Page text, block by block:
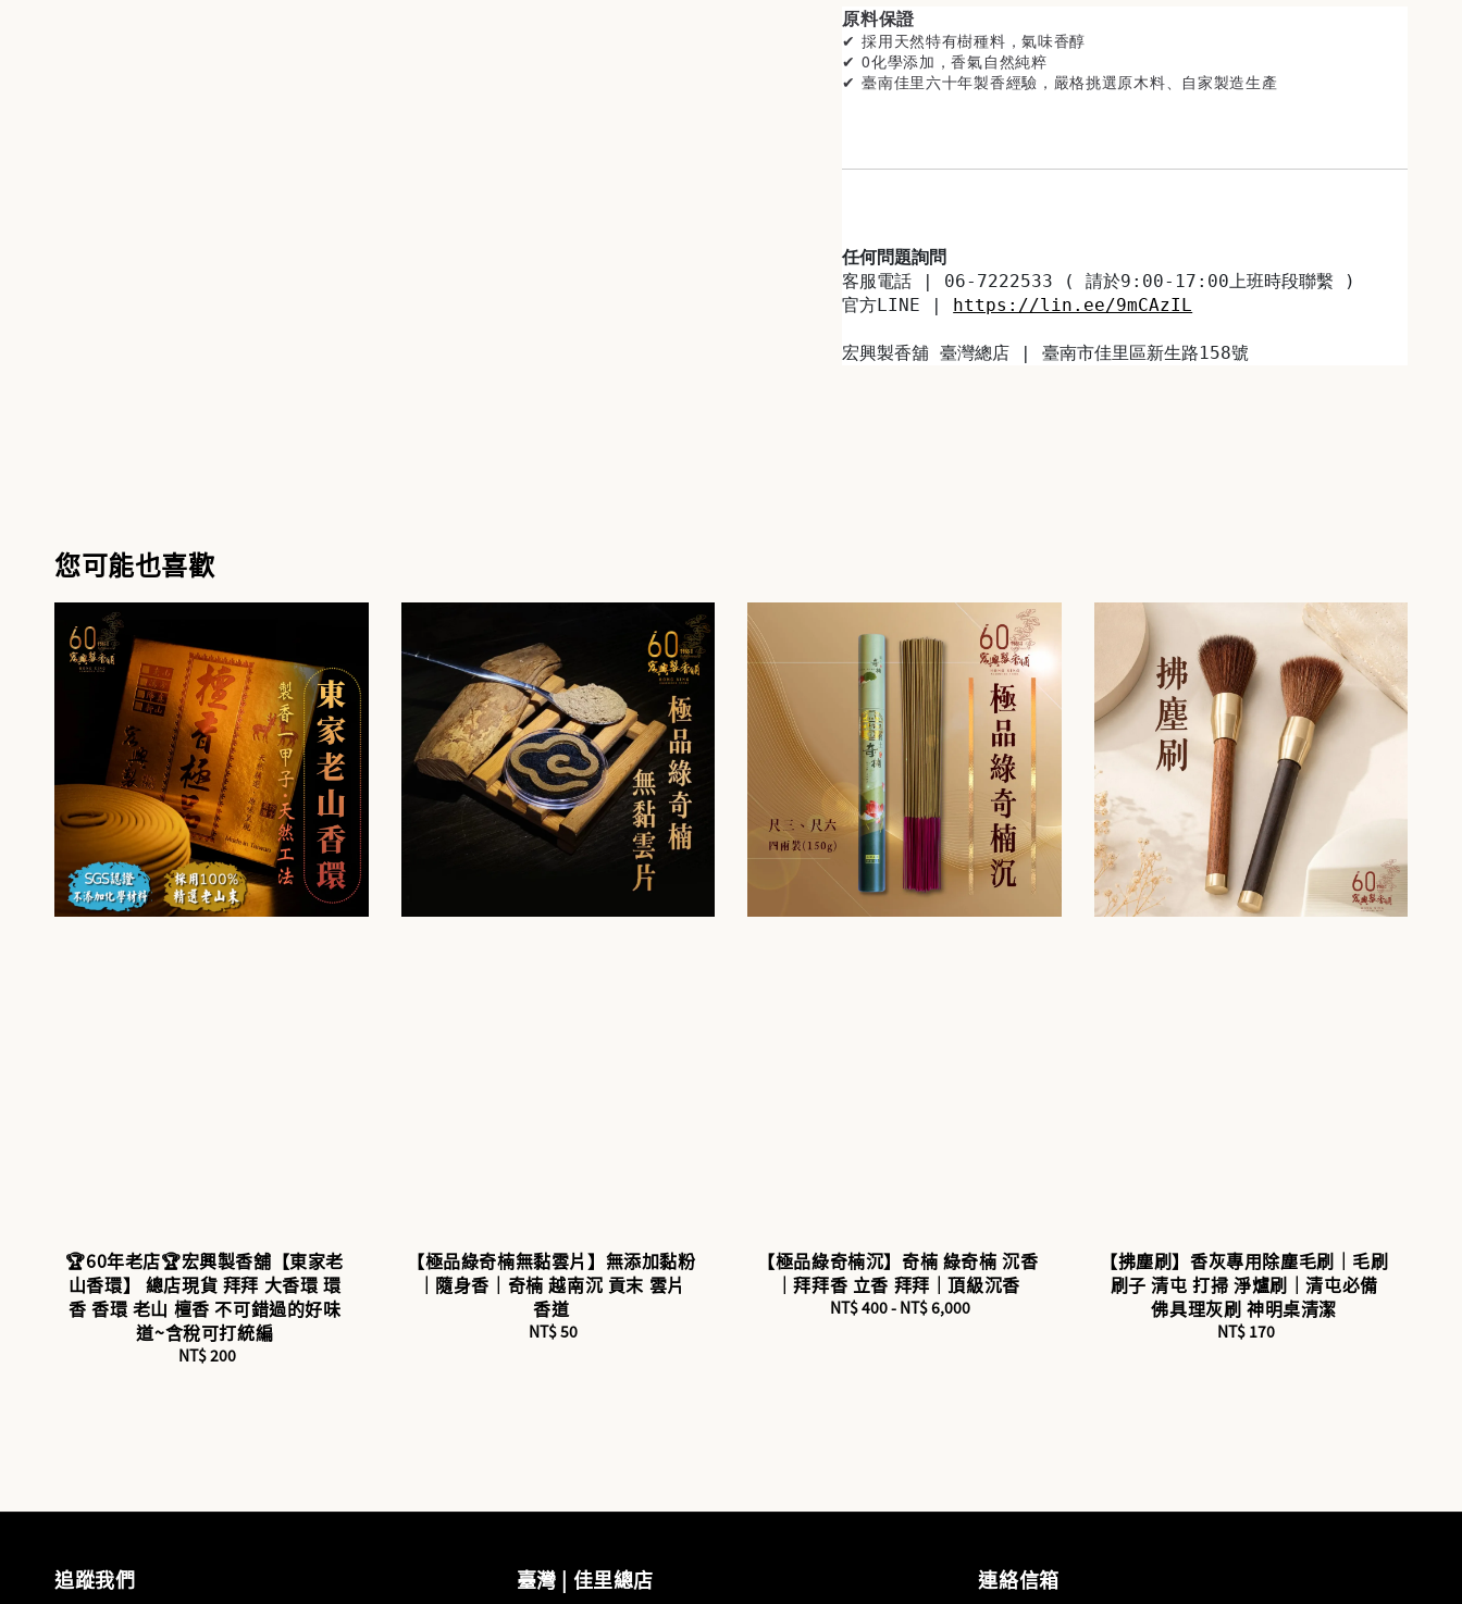
原料保證
✔ 採用天然特有樹種料 ，氣味香醇
✔ 0化學添加，香氣自然純粹
✔ 臺南佳里六十年製香經驗，嚴格挑選原木料、自家製造生產
任何問題詢問
客服電話 | 06-7222533 ( 請於9:00-17:00上班時段聯繫 )
官方LINE |
https://lin.ee/9mCAzIL
宏興製香舖 臺灣總店 | 臺南市佳里區新生路158號
您可能也喜歡
🏆60年老店🏆宏興製香舖【東家老
山香環】 總店現貨 拜拜 大香環 環
香 香環 老山 檀香 不可錯過的好味
道~含稅可打統編
Regular
NT$ 200
【極品綠奇楠無黏雲片】無添加黏粉
｜隨身香｜奇楠 越南沉 貢末 雲片
香道
Regular
NT$ 50
【極品綠奇楠沉】奇楠 綠奇楠 沉香
｜拜拜香 立香 拜拜｜頂級沉香
Regular
NT$ 400- NT$ 6,000
【拂塵刷】香灰專用除塵毛刷｜毛刷
刷子 清屯 打掃 淨爐刷｜清屯必備
佛具理灰刷 神明桌清潔
Regular
NT$ 170
追蹤我們 臺灣 | 佳里總店 連絡信箱